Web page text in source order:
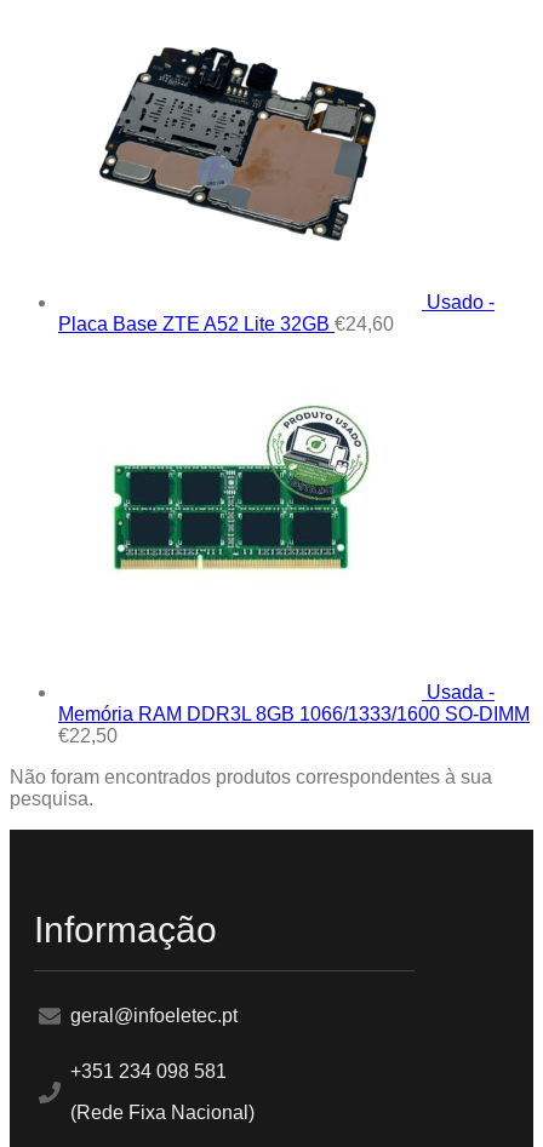
Usado -
Placa Base ZTE A52 Lite 32GB €24,60
Usada -
Memória RAM DDR3L 8GB 1066/1333/1600 SO-DIMM
€22,50
Não foram encontrados produtos correspondentes à sua
pesquisa.
Informação
geral@infoeletec.pt
+351 234 098 581
(Rede Fixa Nacional)